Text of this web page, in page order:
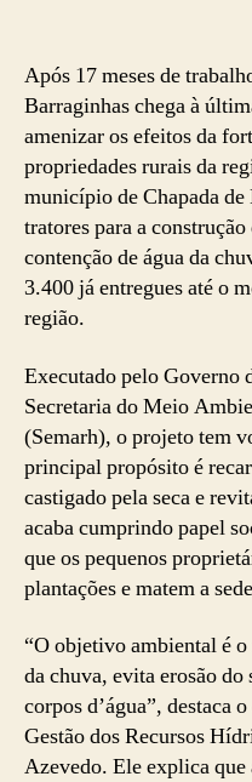
Após 17 meses de
Barraginhas chega à
amenizar os efeitos da
propriedades rurais da
município de Chapada
tratores para a
contenção de água da
3.400 já entregues até o
região.
Executado pelo Governo
Secretaria do Meio
(Semarh), o projeto tem
principal propósito é
castigado pela seca e
acaba cumprindo papel
que os pequenos
plantações e matem a
“O objetivo ambiental é
da chuva, evita erosão do
corpos d’água”, destaca
Gestão dos Recursos
Azevedo. Ele explica que